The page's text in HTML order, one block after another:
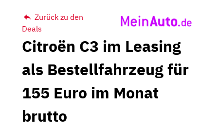
Zurück zu den
Deals
Citroën C3 im Leasing
als Bestellfahrzeug für
155 Euro im Monat
brutto